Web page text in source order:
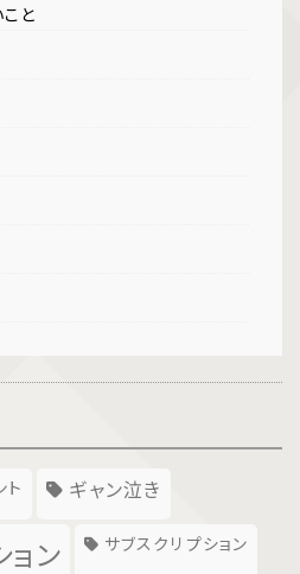
と
ト ギャン泣き
ョン サブスクリプション